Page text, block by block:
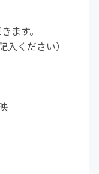
ます。
入ください）